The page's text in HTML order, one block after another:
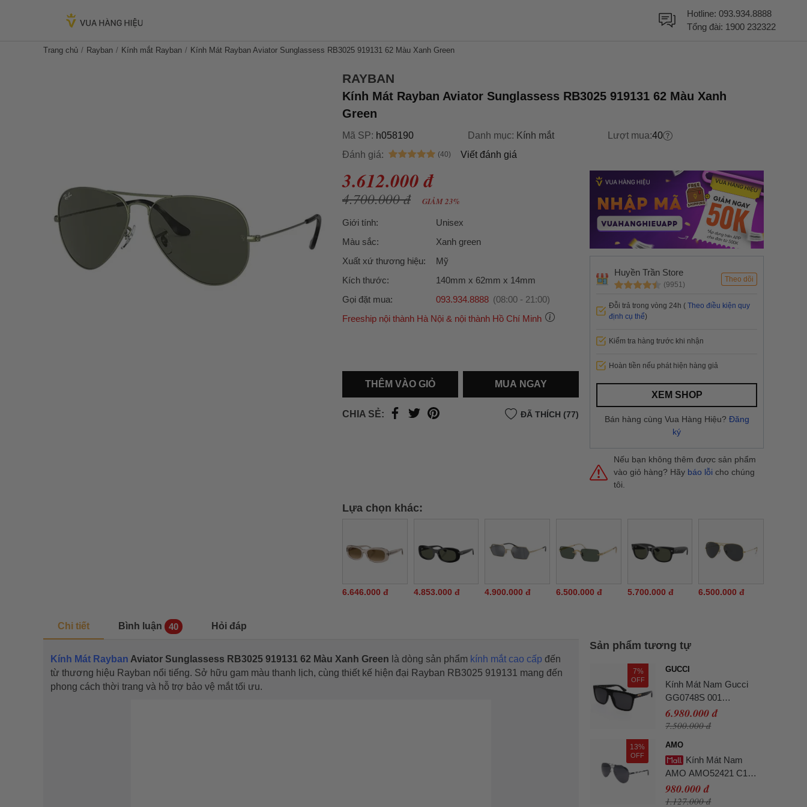
Hotline: 093.934.8888
Tổng đài: 1900 232322
Trang chủ Rayban Kính mắt Rayban Kính Mát Rayban Aviator Sunglassess RB3025 919131 62 Màu Xanh Green
RAYBAN
Kính Mát Rayban Aviator Sunglassess RB3025 919131 62 Màu Xanh
Green
Mã SP: h058190 Danh mục: Kính mắt Lượt mua:40
Đánh giá:
Viết đánh giá
3.612.000 đ
4.700.000 đ GIẢM 23%
Giới tính:
Unisex
Màu sắc:
Xanh green
Xuất xứ thương hiệu:
Mỹ
Kích thước:
140mm x 62mm x 14mm
Gọi đặt mua:
093.934.8888 (08:00 - 21:00)
Freeship nội thành Hà Nội & nội thành Hồ Chí Minh
Hồ Chí Minh).
thành
Hồ Chí Minh, khách hàng muốn giao nhanh
trong ngày hoặc Đơn hàng giao hỏa tốc theo yêu cầu
THÊM VÀO GIỎ MUA NGAY
CHIA SẺ: ĐÃ THÍCH (77)
Lựa chọn khác:
6.646.000 đ 4.853.000 đ 4.900.000 đ 6.500.000 đ 5.700.000 đ 6.500.000 đ
Chi tiết Bình luận 40 Hỏi đáp
Kính Mát Rayban Aviator Sunglassess RB3025 919131 62 Màu Xanh Green là dòng sản phẩm kính mắt cao cấp đến
từ thương hiệu Rayban nổi tiếng. Sở hữu gam màu thanh lịch, cùng thiết kế hiện đại Rayban RB3025 919131 mang đến
phong cách thời trang và hỗ trợ bảo vệ mắt tối ưu.
Sản phẩm tương tự
7%
OFF
GUCCI
Kính Mát Nam Gucci
GG0748S 001
Sunglasses Màu Đen
6.980.000 đ
7.500.000 đ
13%
OFF
AMO
Kính Mát Nam
AMO AMO52421 C1
Màu Đen Xám
980.000 đ
1.127.000 đ
Huyền Trần Store
(9951)
Theo dõi
Đỗi trả trong vòng 24h ( Theo điều kiện quy
định cụ thể)
Kiểm tra hàng trước khi nhận
Hoàn tiền nếu phát hiện hàng giả
XEM SHOP
Bán hàng cùng Vua Hàng Hiệu? Đăng
ký
Nếu bạn không thêm được sản phẩm
vào giỏ hàng? Hãy báo lỗi cho chúng
tôi.